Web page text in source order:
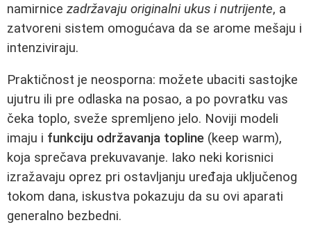
namirnice zadržavaju originalni ukus i nutrijente, a
zatvoreni sistem omogućava da se arome mešaju i
intenziviraju.
Praktičnost je neosporna: možete ubaciti sastojke
ujutru ili pre odlaska na posao, a po povratku vas
čeka toplo, sveže spremljeno jelo. Noviji modeli
imaju i funkciju održavanja topline (keep warm),
koja sprečava prekuvavanje. Iako neki korisnici
izražavaju oprez pri ostavljanju uređaja uključenog
tokom dana, iskustva pokazuju da su ovi aparati
generalno bezbedni.